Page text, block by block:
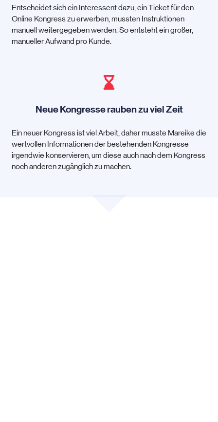
Entscheidet sich ein Interessent dazu, ein Ticket für den
Online Kongress zu erwerben, mussten Instruktionen
manuell weitergegeben werden. So entsteht ein großer,
manueller Aufwand pro Kunde.
Neue Kongresse rauben zu viel Zeit
Ein neuer Kongress ist viel Arbeit, daher musste Mareike die
wertvollen Informationen der bestehenden Kongresse
irgendwie konservieren, um diese auch nach dem Kongress
noch anderen zugänglich zu machen.